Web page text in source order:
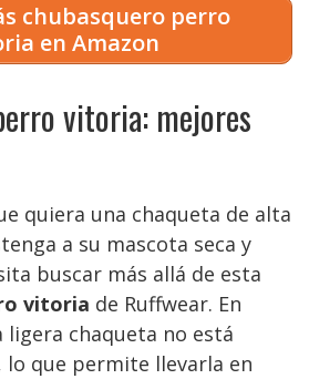
chubasquero perro
en Amazon
vitoria: mejores
quiera una chaqueta de alta
a su mascota seca y
buscar más allá de esta
vitoria de Ruffwear. En
chaqueta no está
que permite llevarla en